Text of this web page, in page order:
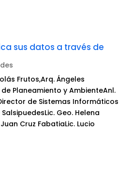
sus datos a través de
Frutos,Arq. Ángeles
Planeamiento y AmbienteAnl.
de Sistemas Informáticos
Geo. Helena
Cruz FabatiaLic. Lucio